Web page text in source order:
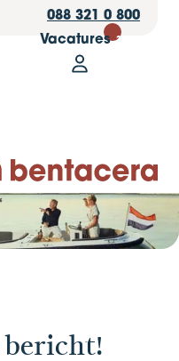
088 321 0 800
Vacatures 30
Mijn
Bentacera
bericht!